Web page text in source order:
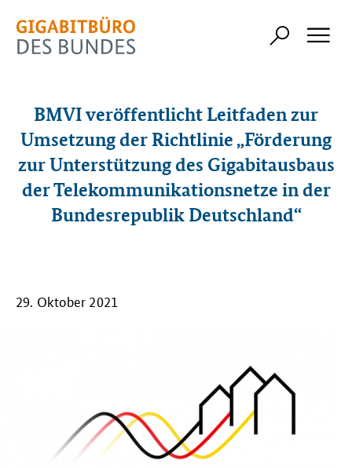
BMVI veröffentlicht Leitfaden zur
Umsetzung der Richtlinie „Förderung
zur Unterstützung des Gigabitausbaus
der Telekommunikationsnetze in der
Bundesrepublik Deutschland“
29. Oktober 2021